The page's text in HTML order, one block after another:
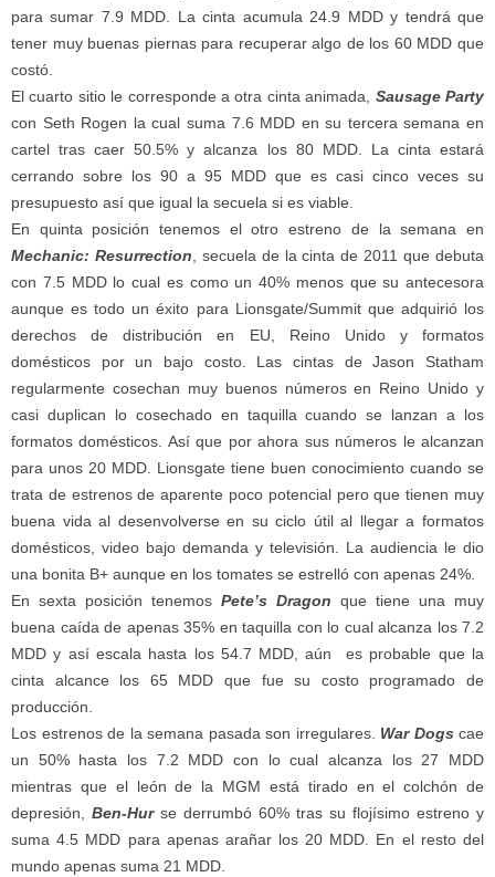
para sumar 7.9 MDD. La cinta acumula 24.9 MDD y tendrá que
tener muy buenas piernas para recuperar algo de los 60 MDD que
costó.
El cuarto sitio le corresponde a otra cinta animada, Sausage Party
con Seth Rogen la cual suma 7.6 MDD en su tercera semana en
cartel tras caer 50.5% y alcanza los 80 MDD. La cinta estará
cerrando sobre los 90 a 95 MDD que es casi cinco veces su
presupuesto así que igual la secuela si es viable.
En quinta posición tenemos el otro estreno de la semana en
Mechanic: Resurrection , secuela de la cinta de 2011 que debuta
con 7.5 MDD lo cual es como un 40% menos que su antecesora
aunque es todo un éxito para Lionsgate/Summit que adquirió los
derechos de distribución en EU, Reino Unido y formatos
domésticos por un bajo costo. Las cintas de Jason Statham
regularmente cosechan muy buenos números en Reino Unido y
casi duplican lo cosechado en taquilla cuando se lanzan a los
formatos domésticos. Así que por ahora sus números le alcanzan
para unos 20 MDD. Lionsgate tiene buen conocimiento cuando se
trata de estrenos de aparente poco potencial pero que tienen muy
buena vida al desenvolverse en su ciclo útil al llegar a formatos
domésticos, video bajo demanda y televisión. La audiencia le dio
una bonita B+ aunque en los tomates se estrelló con apenas 24%.
En sexta posición tenemos Pete’s Dragon que tiene una muy
buena caída de apenas 35% en taquilla con lo cual alcanza los 7.2
MDD y así escala hasta los 54.7 MDD, aún es probable que la
cinta alcance los 65 MDD que fue su costo programado de
producción.
Los estrenos de la semana pasada son irregulares. War Dogscae
un 50% hasta los 7.2 MDD con lo cual alcanza los 27 MDD
mientras que el león de la MGM está tirado en el colchón de
depresión, Ben-Hurse derrumbó 60% tras su flojísimo estreno y
suma 4.5 MDD para apenas arañar los 20 MDD. En el resto del
mundo apenas suma 21 MDD.